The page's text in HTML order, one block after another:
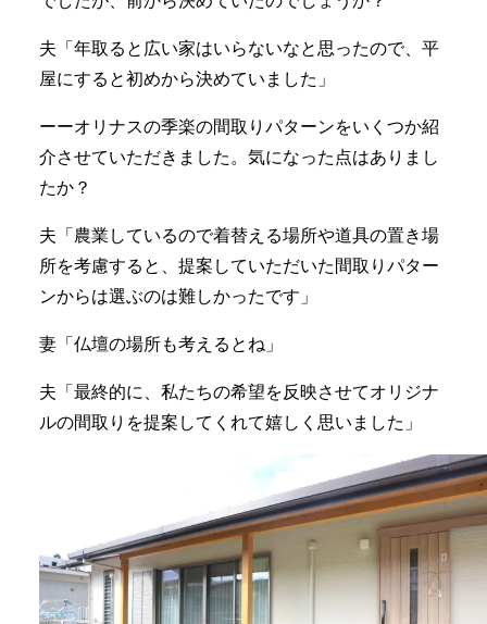
夫「年取ると広い家はいらないなと思ったので、平
屋にすると初めから決めていました」
ーーオリナスの季楽の間取りパターンをいくつか紹
介させていただきました。気になった点はありまし
たか？
夫「農業しているので着替える場所や道具の置き場
所を考慮すると、提案していただいた間取りパター
ンからは選ぶのは難しかったです」
妻「仏壇の場所も考えるとね」
夫「最終的に、私たちの希望を反映させてオリジナ
ルの間取りを提案してくれて嬉しく思いました」